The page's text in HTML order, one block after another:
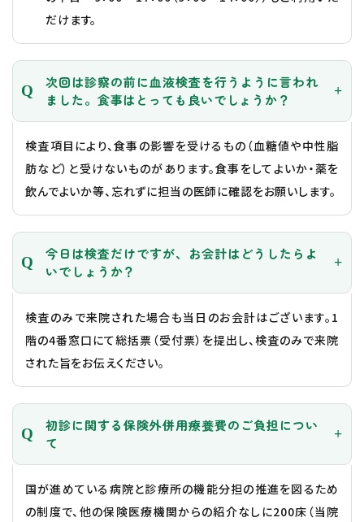
だけます。
次回は診察の前に血液検査を行うように言われ
ました。食事はとっても良いでしょうか？
検査項目により、食事の影響を受けるもの（血糖値や中性脂
肪など）と受けないものがあります。食事をしてよいか・薬を
飲んでよいか等、忘れずに担当の医師に確認をお願いします。
今日は検査だけですが、お会計はどうしたらよ
いでしょうか？
検査のみで来院された場合も当日のお会計はございます。1
階の4番窓口にて総括票（受付票）を提出し、検査のみで来院
された旨をお伝えください。
初診に関する保険外併用療養費のご負担につい
て
国が進めている病院と診療所の機能分担の推進を図るため
の制度で、他の保険医療機関からの紹介なしに200床（当院